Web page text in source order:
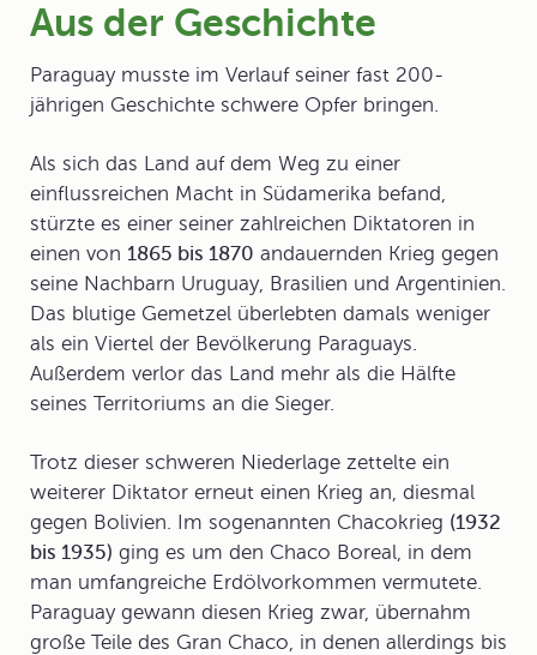
Aus der Geschichte
Paraguay musste im Verlauf seiner fast 200-
jährigen Geschichte schwere Opfer bringen.
Als sich das Land auf dem Weg zu einer
einflussreichen Macht in Südamerika befand,
stürzte es einer seiner zahlreichen Diktatoren in
einen von 1865 bis 1870 andauernden Krieg gegen
seine Nachbarn Uruguay, Brasilien und Argentinien.
Das blutige Gemetzel überlebten damals weniger
als ein Viertel der Bevölkerung Paraguays.
Außerdem verlor das Land mehr als die Hälfte
seines Territoriums an die Sieger.
Trotz dieser schweren Niederlage zettelte ein
weiterer Diktator erneut einen Krieg an, diesmal
gegen Bolivien. Im sogenannten Chacokrieg (1932
bis 1935) ging es um den Chaco Boreal, in dem
man umfangreiche Erdölvorkommen vermutete.
Paraguay gewann diesen Krieg zwar, übernahm
große Teile des Gran Chaco, in denen allerdings bis